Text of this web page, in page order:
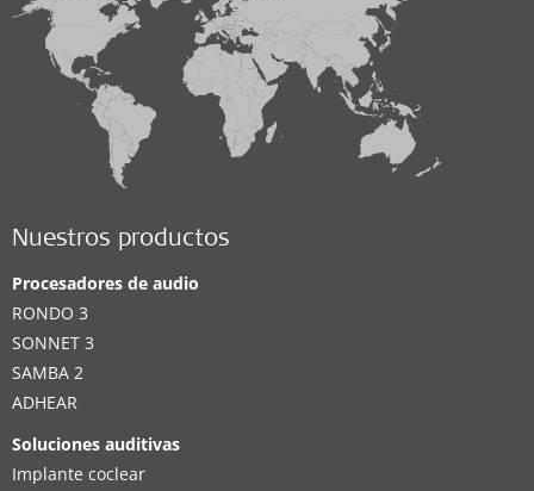
Nuestros productos
Procesadores de audio
RONDO 3
SONNET 3
SAMBA 2
ADHEAR
Soluciones auditivas
Implante coclear